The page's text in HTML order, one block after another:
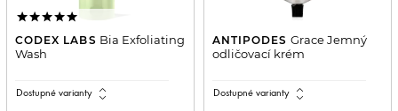
CODEX LABS Bia Exfoliating
Wash
Dostupné varianty expand_all
ANTIPODES Grace Jemný
odličovací krém
Dostupné varianty expand_all